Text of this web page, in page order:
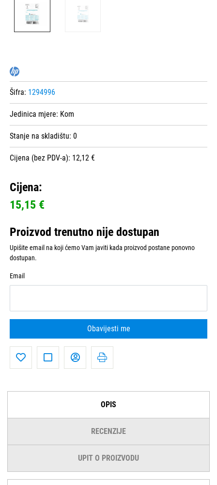
Šifra: 1294996
Jedinica mjere: Kom
Stanje na skladištu: 0
Cijena (bez PDV-a): 12,12 €
Cijena:
15,15 €
Proizvod trenutno nije dostupan
Upišite email na koji ćemo Vam javiti kada proizvod postane ponovno
dostupan.
Email
Obavijesti me
OPIS
RECENZIJE
UPIT O PROIZVODU